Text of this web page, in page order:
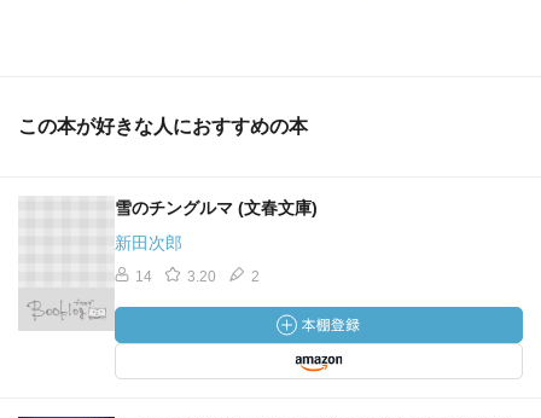
この本が好きな人におすすめの本
雪のチングルマ (文春文庫)
新田次郎
14 3.20 2